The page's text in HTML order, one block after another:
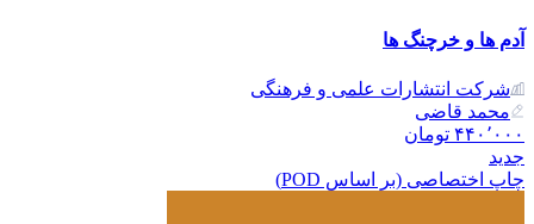
آدم ها و خرچنگ ها
شرکت انتشارات علمی و فرهنگی
محمد قاضی
۴۴۰٬۰۰۰ تومان
جدید
چاپ اختصاصی (بر اساس POD)